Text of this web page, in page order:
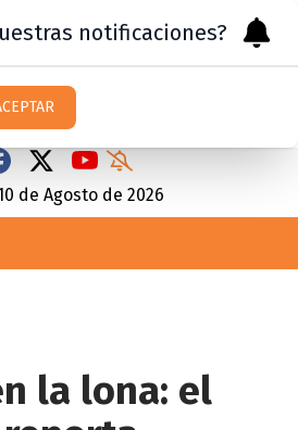
de Agosto de 2026
la lona: el
notificaciones?